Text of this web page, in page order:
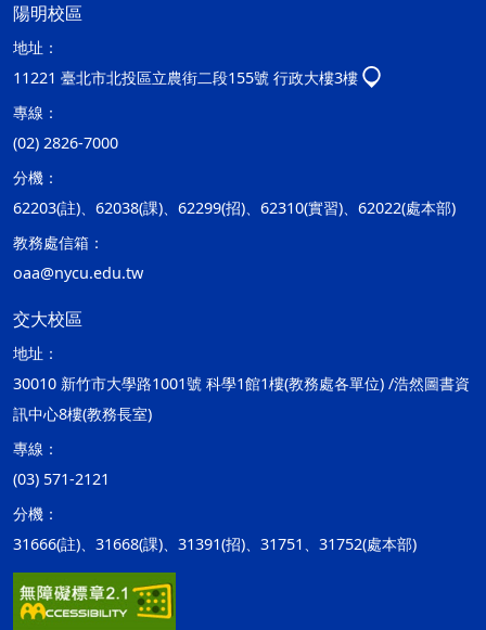
陽明校區
地址：
11221 臺北市北投區立農街二段155號 行政大樓3樓
專線：
(02) 2826-7000
分機：
62203(註)、62038(課)、62299(招)、62310(實習)、62022(處本部)
教務處信箱：
oaa@nycu.edu.tw
交大校區
地址：
30010 新竹市大學路1001號 科學1館1樓(教務處各單位) /浩然圖書資
訊中心8樓(教務長室)
專線：
(03) 571-2121
分機：
31666(註)、31668(課)、31391(招)、31751、31752(處本部)